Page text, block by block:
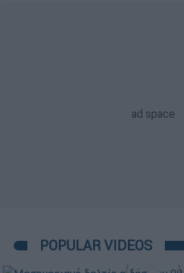
POPULAR VIDEOS